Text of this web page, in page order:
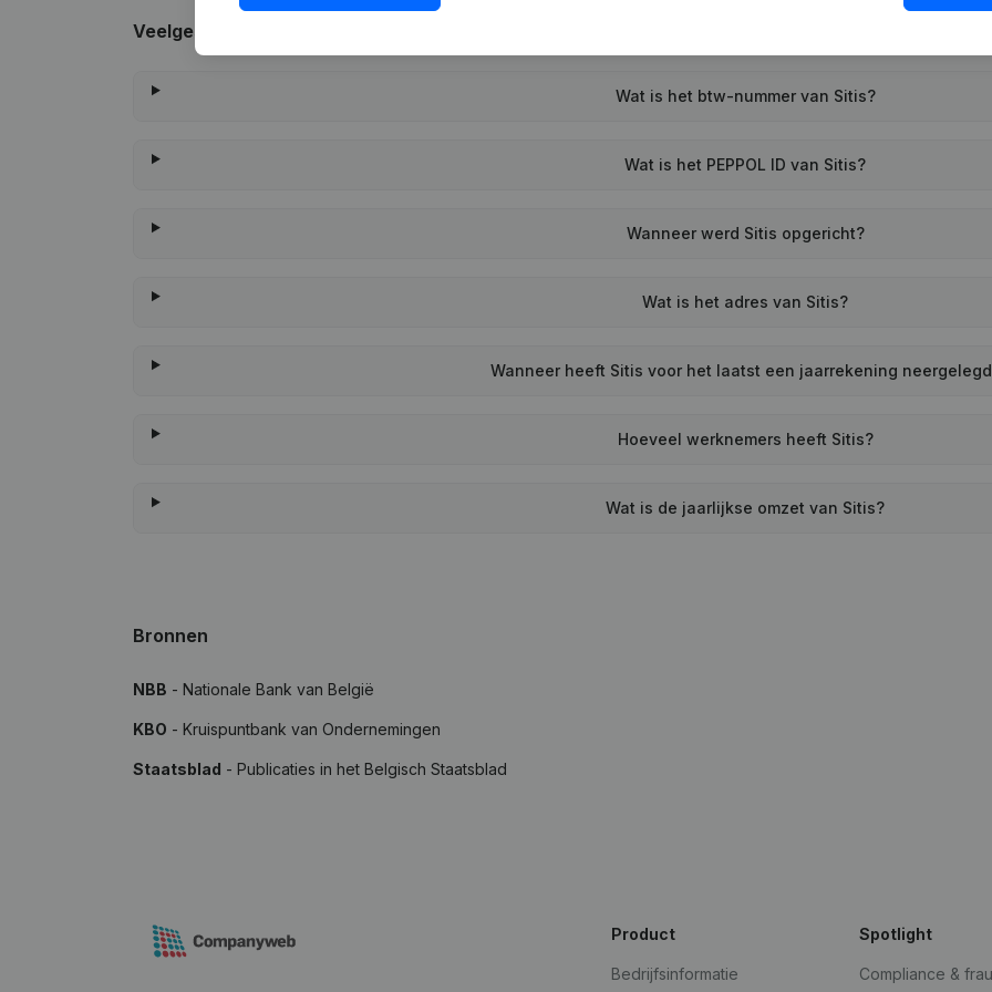
Veelgestelde vragen
Wat is het btw-nummer van Sitis?
Wat is het PEPPOL ID van Sitis?
Wanneer werd Sitis opgericht?
Wat is het adres van Sitis?
Wanneer heeft Sitis voor het laatst een jaarrekening
Hoeveel werknemers heeft Sitis?
Wat is de jaarlijkse omzet van Sitis?
Bronnen
NBB - Nationale Bank van België
KBO - Kruispuntbank van Ondernemingen
Staatsblad - Publicaties in het Belgisch Staatsblad
Product
Bedrijfsinformatie
Spotlight
Compliance &